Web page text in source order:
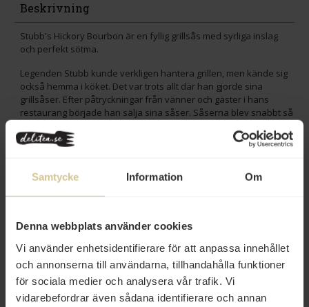
Samtycke Information Om
Denna webbplats använder cookies
Vi använder enhetsidentifierare för att anpassa innehållet
och annonserna till användarna, tillhandahålla funktioner
för sociala medier och analysera vår trafik. Vi
vidarebefordrar även sådana identifierare och annan
Beskrivning
Stubb's Hickory Bourbon är en fyllig grillsås med syrliga inslag
och perfekt sötma.
Legenden Stubb kunde verkligen hantera grillen, men kände sig
också hemma i köket. Det var trots allt där han gjorde sina
grillsåser. Efter påtryckningar från vänner och gäster i hans
restaurang började han sälja sina såser. Såserna blev snabbt så
Late Show with David Letterman. Inte konstigt att han anses vara
Innehåll
Betyg
Produktfakta
Prishistorik